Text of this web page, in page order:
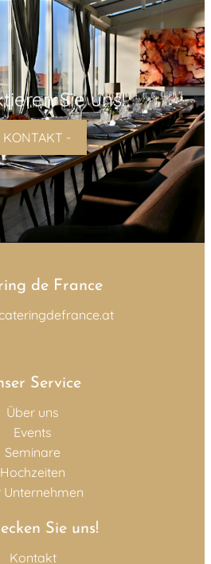
Sie uns!
KONTAKT -
de France
Service
Über uns
Events
Seminare
Hochzeiten
Unternehmen
Sie uns!
Kontakt